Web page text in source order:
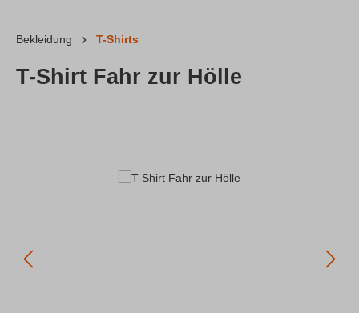
Bekleidung T-Shirts
T-Shirt Fahr zur Hölle
Bildergalerie überspringen